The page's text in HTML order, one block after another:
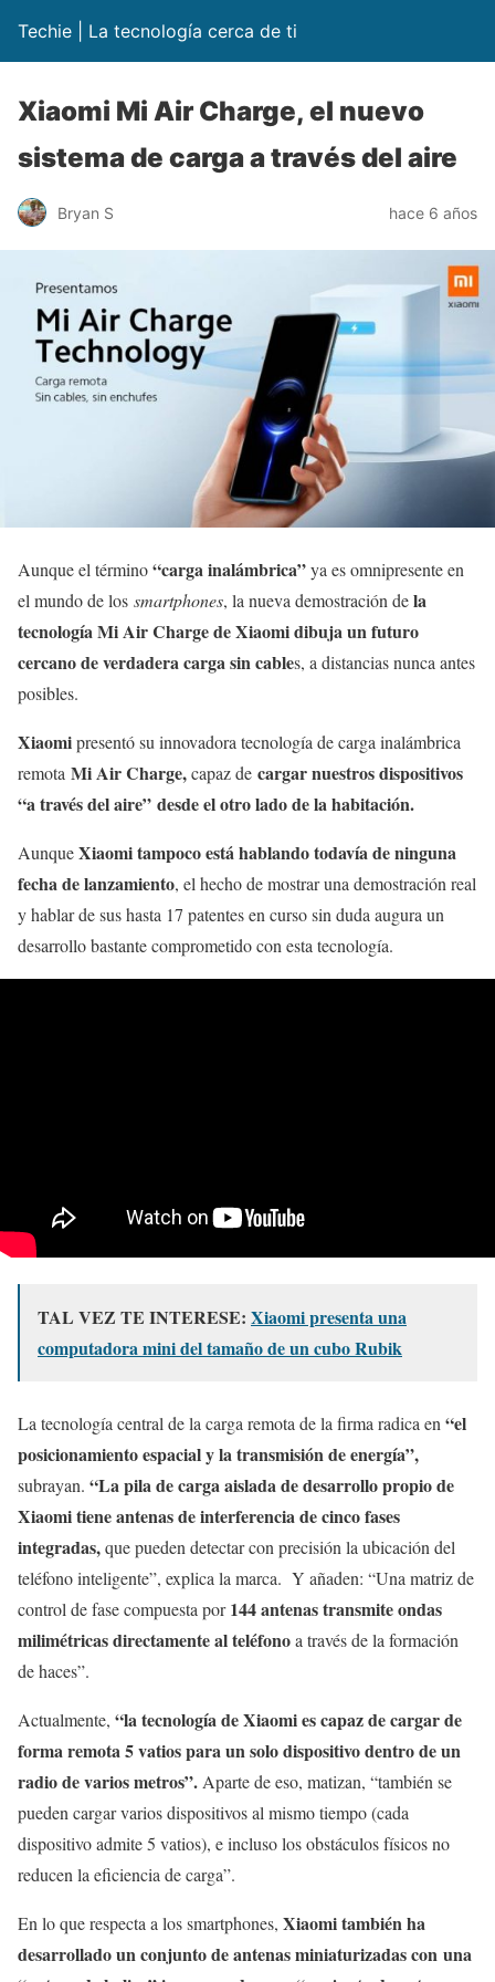
Techie | La tecnología cerca de ti
Xiaomi Mi Air Charge, el nuevo
sistema de carga a través del aire
Bryan S hace 6 años
Aunque el término“carga inalámbrica”ya es omnipresente en
el mundo de los smartphones, la nueva demostración dela
tecnologíaMi Air Charge de Xiaomi dibuja un futuro
cercano de verdadera carga sin cables, a distancias nunca antes
posibles.
Xiaomipresentó su innovadora tecnología de carga inalámbrica
remota Mi Air Charge,capaz de cargar nuestros dispositivos
“a través del aire” desde el otro lado de la habitación.
AunqueXiaomi tampoco está hablando todavía de ninguna
fecha de lanzamiento, el hecho de mostrar una demostración real
y hablar de sus hasta 17 patentes en curso sin duda augura un
desarrollo bastante comprometido con esta tecnología.
TAL VEZ TE INTERESE: Xiaomi presenta una
computadora mini del tamaño de un cubo Rubik
La tecnología central de la carga remota de la firma radica en“el
posicionamiento espacial y la transmisión de energía”,
subrayan. “La pila de carga aislada de desarrollo propio de
Xiaomi tiene antenas de interferencia de cinco fases
integradas,que pueden detectar con precisión la ubicación del
teléfono inteligente”, explica la marca. Y añaden: “Una matriz de
control de fase compuesta por144 antenas transmite ondas
milimétricas directamente al teléfonoa través de la formación
de haces”.
Actualmente, “la tecnología de Xiaomi es capaz de cargar de
forma remota 5 vatios para un solo dispositivo dentro de un
radio de varios metros”.Aparte de eso, matizan, “también se
pueden cargar varios dispositivos al mismo tiempo (cada
dispositivo admite 5 vatios), e incluso los obstáculos físicos no
reducen la eficiencia de carga”.
En lo que respecta a los smartphones, Xiaomi también ha
desarrollado un conjunto de antenas miniaturizadas con una